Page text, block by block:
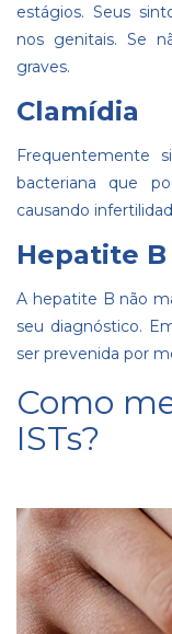
estágios. Seus
nos genitais. Se
graves.
Clamídia
Frequentemente
bacteriana que
causando
Hepatite B
A hepatite B não
seu diagnóstico.
ser prevenida por
Como
ISTs?